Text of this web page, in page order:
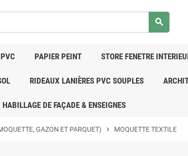
search
PAPIER PEINT STORE FENETRE
RIDEAUX LANIÈRES PVC SOUPLES
HABILLAGE DE FAÇADE & ENSEIGNES
GAZON ET PARQUET) chevron_right MOQUETTE TEXTILE